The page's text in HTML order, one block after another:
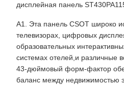
дисплейная панель
A1. Эта панель CSOT широко
телевизорах, цифровых
образовательных
системах отелей,и различные
43-дюймовый форм-фактор
баланс между недвижимостью